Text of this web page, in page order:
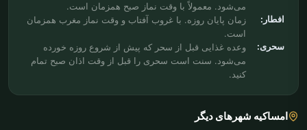
می‌شود. معمولاً با وقت نماز صبح همزمان است.
افطار:
زمان پایان روزه. با غروب آفتاب و وقت نماز مغرب همزمان
است.
سحری:
وعده غذایی قبل از سحر که پیش از شروع روزه خورده
می‌شود. سنت است سحری را قبل از وقت اذان صبح تمام
کنید.
امساکیه شهرهای دیگر